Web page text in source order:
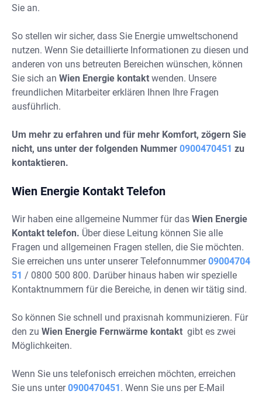
Sie an.
So stellen wir sicher, dass Sie Energie umweltschonend
nutzen. Wenn Sie detaillierte Informationen zu diesen und
anderen von uns betreuten Bereichen wünschen, können
Sie sich an Wien Energie kontakt wenden. Unsere
freundlichen Mitarbeiter erklären Ihnen Ihre Fragen
ausführlich.
Um mehr zu erfahren und für mehr Komfort, zögern Sie
nicht, uns unter der folgenden Nummer 0900470451 zu
kontaktieren.
Wien Energie Kontakt Telefon
Wir haben eine allgemeine Nummer für das Wien Energie
Kontakt telefon. Über diese Leitung können Sie alle
Fragen und allgemeinen Fragen stellen, die Sie möchten.
Sie erreichen uns unter unserer Telefonnummer09004704
51 / 0800 500 800. Darüber hinaus haben wir spezielle
Kontaktnummern für die Bereiche, in denen wir tätig sind.
So können Sie schnell und praxisnah kommunizieren. Für
den zu Wien Energie Fernwärme kontakt gibt es zwei
Möglichkeiten.
Wenn Sie uns telefonisch erreichen möchten, erreichen
Sie uns unter0900470451. Wenn Sie uns per E-Mail